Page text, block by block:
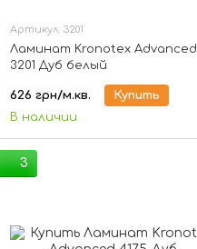
Артикул: 3201
Ламинат Kronotex Advanced
3201 Дуб белый
626 грн/м.кв.
Купить
В наличии
3